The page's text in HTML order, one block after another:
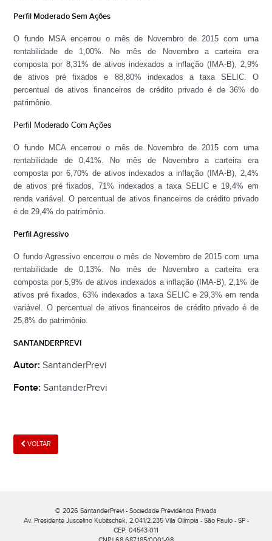
Perfil Moderado Sem Ações
O fundo MSA encerrou o mês de Novembro de 2015 com uma
rentabilidade de 1,00%. No mês de Novembro a carteira era
composta por 8,31% de ativos indexados a inflação (IMA-B), 2,9%
de ativos pré fixados e 88,80% indexados a taxa SELIC. O
percentual de ativos financeiros de crédito privado é de 36% do
patrimônio.
Perfil Moderado Com Ações
O fundo MCA encerrou o mês de Novembro de 2015 com uma
rentabilidade de 0,41%. No mês de Novembro a carteira era
composta por 6,70% de ativos indexados a inflação (IMA-B), 2,4%
de ativos pré fixados, 71% indexados a taxa SELIC e 19,4% em
renda variável. O percentual de ativos financeiros de crédito privado
é de 29,4% do patrimônio.
Perfil Agressivo
O fundo Agressivo encerrou o mês de Novembro de 2015 com uma
rentabilidade de 0,13%. No mês de Novembro a carteira era
composta por 5,9% de ativos indexados a inflação (IMA-B), 2,1% de
ativos pré fixados, 63% indexados a taxa SELIC e 29,3% em renda
variável. O percentual de ativos financeiros de crédito privado é de
25,8% do patrimônio.
SANTANDERPREVI
Autor: SantanderPrevi
Fonte: SantanderPrevi
VOLTAR
© 2026 SantanderPrevi - Sociedade Previdência Privada
Av. Presidente Juscelino Kubitschek, 2.041/2.235 Vila Olímpia -São Paulo - SP -
CEP: 04543-011